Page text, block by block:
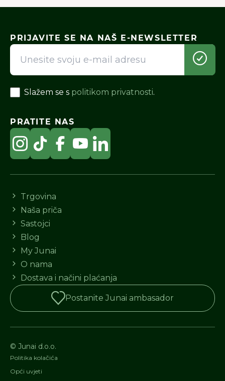
PRIJAVITE SE NA NAŠ E-NEWSLETTER
Slažem se s politikom privatnosti.
PRATITE NAS
Trgovina
Naša priča
Sastojci
Blog
My Junai
O nama
Dostava i načini plaćanja
Postanite Junai ambasador
© Junai d.o.o.
Politika kolačića
Opći uvjeti